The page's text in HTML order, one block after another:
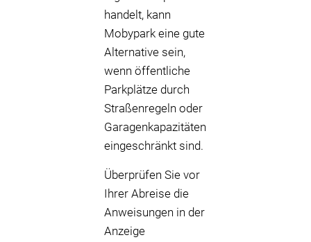
handelt, kann
Mobypark eine gute
Alternative sein,
wenn öffentliche
Parkplätze durch
Straßenregeln oder
Garagenkapazitäten
eingeschränkt sind.
Überprüfen Sie vor
Ihrer Abreise die
Anweisungen in der
Anzeige